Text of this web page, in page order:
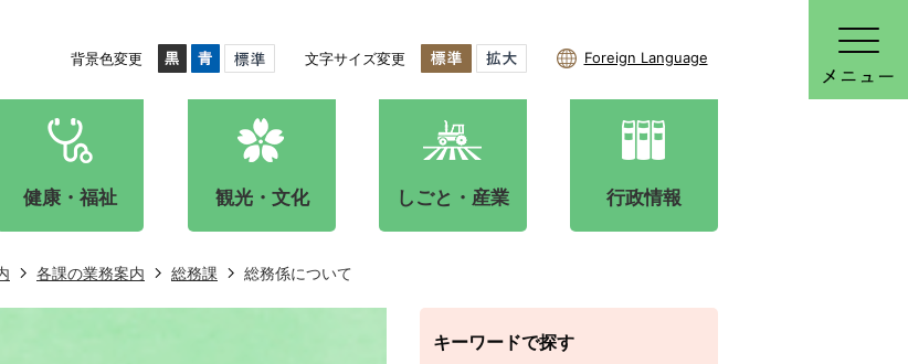
背景色変更 文字サイズ変更 Foreign Language
健康・福祉 観光・文化 しごと・産業 行政情報
各課の業務案内 総務課 総務係について
キーワードで探す